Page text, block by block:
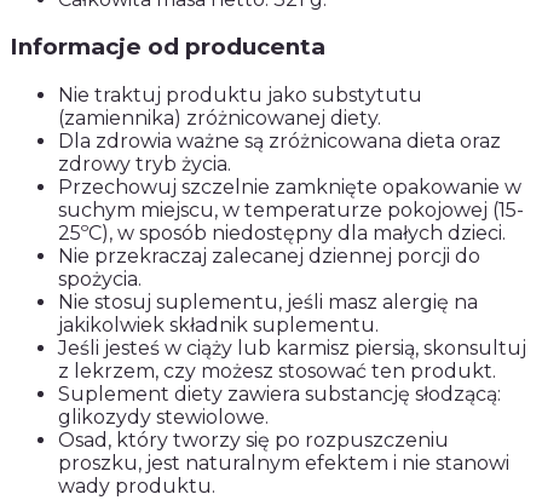
Informacje od producenta
Nie traktuj produktu jako substytutu
(zamiennika) zróżnicowanej diety.
Dla zdrowia ważne są zróżnicowana dieta oraz
zdrowy tryb życia.
Przechowuj szczelnie zamknięte opakowanie w
suchym miejscu, w temperaturze pokojowej (15-
25ºC), w sposób niedostępny dla małych dzieci.
Nie przekraczaj zalecanej dziennej porcji do
spożycia.
Nie stosuj suplementu, jeśli masz alergię na
jakikolwiek składnik suplementu.
Jeśli jesteś w ciąży lub karmisz piersią, skonsultuj
z lekrzem, czy możesz stosować ten produkt.
Suplement diety zawiera substancję słodzącą:
glikozydy stewiolowe.
Osad, który tworzy się po rozpuszczeniu
proszku, jest naturalnym efektem i nie stanowi
wady produktu.